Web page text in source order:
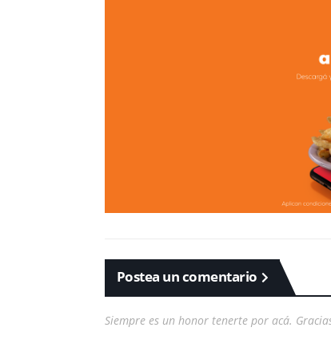
Postea un comentario
Siempre es un honor tenerte por acá.